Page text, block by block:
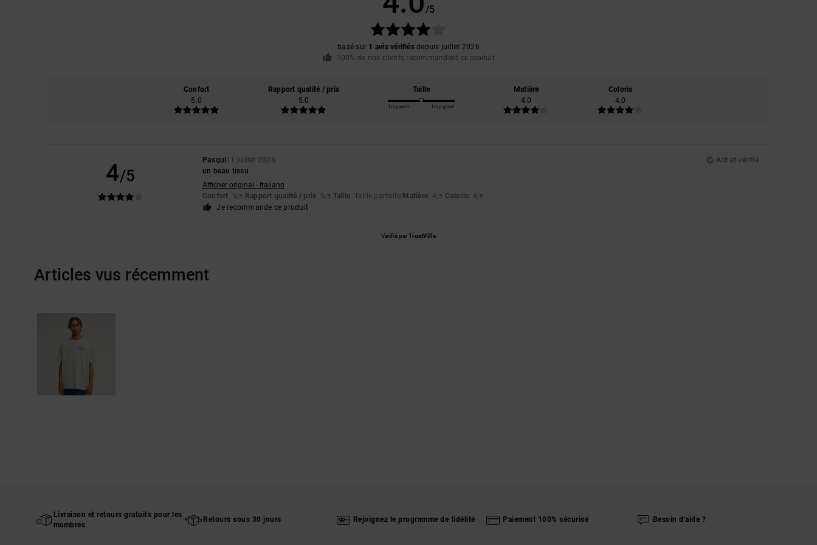
/5
basé sur 1 avis vérifiésdepuis juillet 2026
100% de nos clients recommandent ce produit
Confort
5.0
Rapport qualité / prix
5.0
Taille
Trop petit Trop grand
Matière
4.0
Coloris
4.0
4/5
Pasqui11 juillet 2026
Achat vérifié
un beau tissu
Afficher original - Italiano
Confort: 5/5 Rapport qualité / prix: 5/5 Taille: Taille parfaite Matière: 4/5 Coloris: 4/5
Je recommande ce produit
Vérifié parTrustVille
Articles vus récemment
Livraison et retours gratuits pour les
membres
Retours sous 30 jours Rejoignez le programme de fidélité Paiement 100% sécurisé Besoin d'aide ?